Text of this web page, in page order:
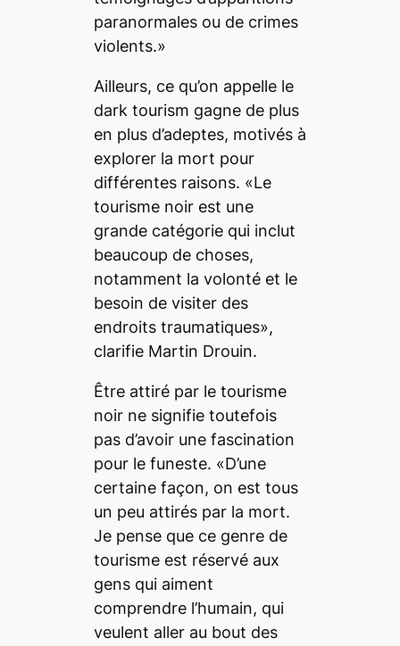
paranormales ou de crimes
violents.»
Ailleurs, ce qu’on appelle le
dark tourism gagne de plus
en plus d’adeptes, motivés à
explorer la mort pour
différentes raisons. «Le
tourisme noir est une
grande catégorie qui inclut
beaucoup de choses,
notamment la volonté et le
besoin de visiter des
endroits traumatiques»,
clarifie Martin Drouin.
Être attiré par le tourisme
noir ne signifie toutefois
pas d’avoir une fascination
pour le funeste. «D’une
certaine façon, on est tous
un peu attirés par la mort.
Je pense que ce genre de
tourisme est réservé aux
gens qui aiment
comprendre l’humain, qui
veulent aller au bout des